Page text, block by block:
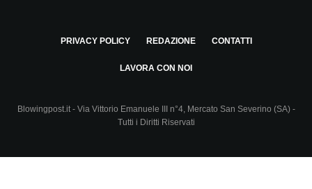
PRIVACY POLICY REDAZIONE CONTATTI
LAVORA CON NOI
Blowingpost.it - Via Vittorio Emanuele III n°4, Mercato San Severino (SA) -
Tutti i Diritti Riservati